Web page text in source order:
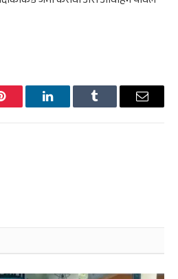
Pinterest LinkedInTumblr Email